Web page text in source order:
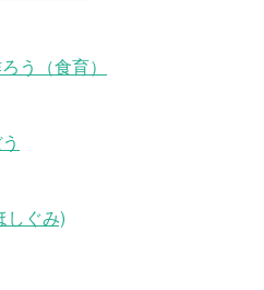
う（食育）
しぐみ)